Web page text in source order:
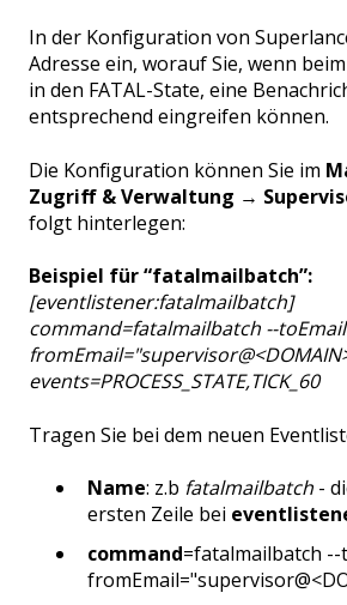
In der Konfiguration von
Adresse ein, worauf Sie, wenn
in den FATAL-State, eine
entsprechend eingreifen können.
Die Konfiguration können Sie im
Zugriff & Verwaltung →
folgt hinterlegen:
Beispiel für “fatalmailbatch”:
[eventlistener:fatalmailbatch]
command=fatalmailbatch --
events=PROCESS_STATE,TICK_60
Tragen Sie bei dem neuen
Name: z.b fatalmailbatch -
ersten Zeile bei
command=fatalmailbatch --